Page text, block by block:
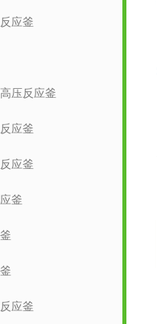
应釜
压反应釜
应釜
应釜
釜
应釜